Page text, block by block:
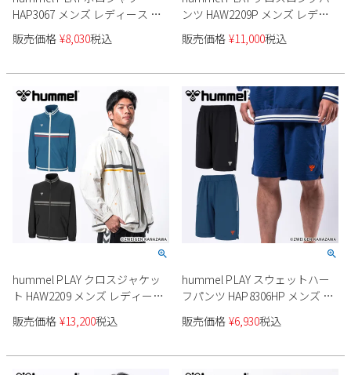
HAP3067 メンズ レディース ユ
ニセックス
販売価格 ¥8,030税込
ンツ HAW2209P メンズ レディ
ース ユニセックス
販売価格 ¥11,000税込
hummel PLAY クロスジャケッ
ト HAW2209 メンズ レディース
ユニセックス
販売価格 ¥13,200税込
hummel PLAY スウェットハー
フパンツ HAP8306HP メンズ レ
ディース ユニセックス
販売価格 ¥6,930税込